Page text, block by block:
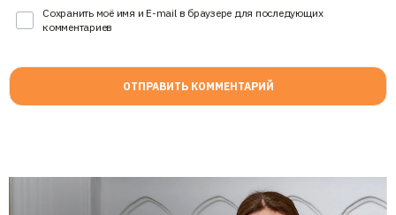
Сохранить моё имя и E-mail в браузере для последующих
комментариев